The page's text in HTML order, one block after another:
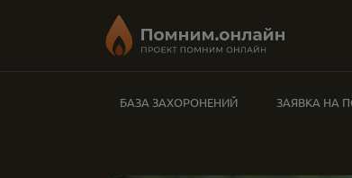
БАЗА ЗАХОРОНЕНИЙ ЗАЯВКА НА